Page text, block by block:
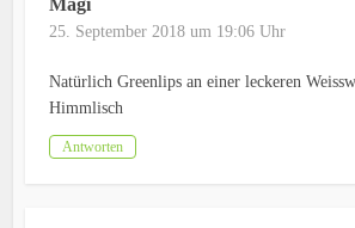
Mägi
25. September 2018 um 19:06 Uhr
Natürlich Greenlips an einer leckeren
Himmlisch
Antworten